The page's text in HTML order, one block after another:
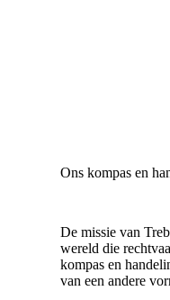
Ons kompas en
De missie van
wereld die
kompas en
van een andere